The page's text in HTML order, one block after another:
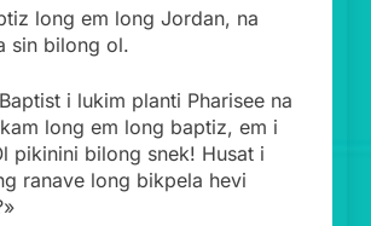
long em long Jordan, na
sin bilong ol.
i lukim planti Pharisee na
long em long baptiz, em i
pikinini bilong snek! Husat i
ranave long bikpela hevi